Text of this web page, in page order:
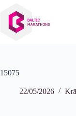
saturu
15075
22/05/2026